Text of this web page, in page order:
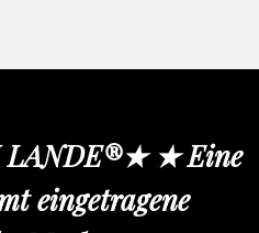
★ Eine
eingetragene